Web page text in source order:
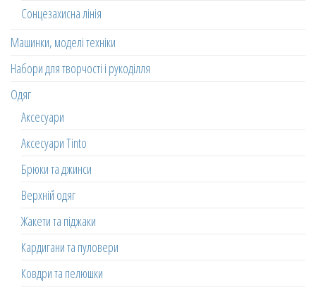
Сонцезахисна лінія
Машинки, моделі техніки
Набори для творчості і рукоділля
Одяг
Аксесуари
Аксесуари Tinto
Брюки та джинси
Верхній одяг
Жакети та піджаки
Кардигани та пуловери
Ковдри та пелюшки